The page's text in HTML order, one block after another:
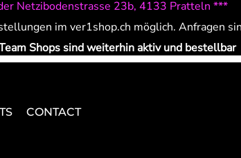
Netzibodenstrasse 23b, 4133 Pratteln ***
im ver1shop.ch möglich. Anfragen
Shops sind weiterhin aktiv und bestellbar
CONTACT